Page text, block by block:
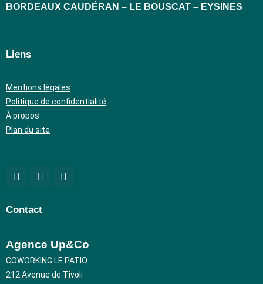
BORDEAUX CAUDÉRAN – LE BOUSCAT – EYSINES
Liens
Mentions légales
Politique de confidentialité
À propos
Plan du site
Contact
Agence Up&Co
COWORKING LE PATIO
212 Avenue de Tivoli